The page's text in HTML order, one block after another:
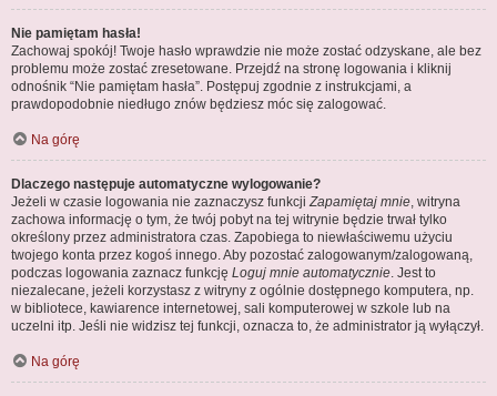
Nie pamiętam hasła!
Zachowaj spokój! Twoje hasło wprawdzie nie może zostać odzyskane, ale bez
problemu może zostać zresetowane. Przejdź na stronę logowania i kliknij
odnośnik “Nie pamiętam hasła”. Postępuj zgodnie z instrukcjami, a
prawdopodobnie niedługo znów będziesz móc się zalogować.
Na górę
Dlaczego następuje automatyczne wylogowanie?
Jeżeli w czasie logowania nie zaznaczysz funkcji Zapamiętaj mnie , witryna
zachowa informację o tym, że twój pobyt na tej witrynie będzie trwał tylko
określony przez administratora czas. Zapobiega to niewłaściwemu użyciu
twojego konta przez kogoś innego. Aby pozostać zalogowanym/zalogowaną,
podczas logowania zaznacz funkcję Loguj mnie automatycznie . Jest to
niezalecane, jeżeli korzystasz z witryny z ogólnie dostępnego komputera, np.
w bibliotece, kawiarence internetowej, sali komputerowej w szkole lub na
uczelni itp. Jeśli nie widzisz tej funkcji, oznacza to, że administrator ją wyłączył.
Na górę